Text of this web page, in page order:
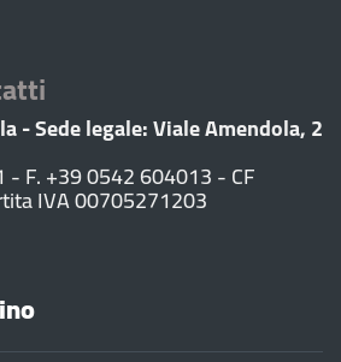
- Sede legale: Viale Amendola, 2
F. +39 0542 604013 - CF
IVA 00705271203